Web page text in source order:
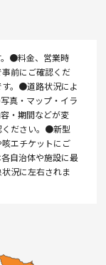
●料金、営業時
前にご確認くだ
。●道路状況によ
真・マップ・イラ
・期間などが変
ください。●新型
エチケットにご
自治体や施設に最
況に左右されま